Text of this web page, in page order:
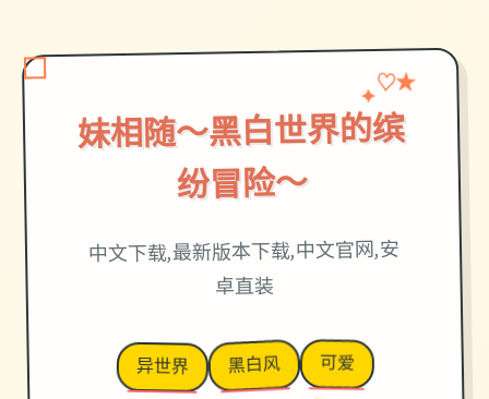
妹相随～黑白世界的缤
纷冒险～
✦♡★
中文下载,最新版本下载,中文官网,安
卓直装
异世界 黑白风 可爱